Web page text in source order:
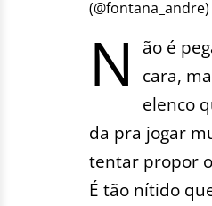
(@fontana_andre)
N
ão é
cara,
elenco
da pra jogar
tentar propor
É tão nítido